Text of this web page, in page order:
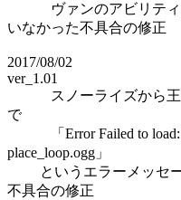
ヴァンのアビリティ「
いなかった不具合の修正
2017/08/02
ver_1.01
スノーライズから王都
で
「Error Failed to load:
place_loop.ogg」
というエラーメッセー
不具合の修正